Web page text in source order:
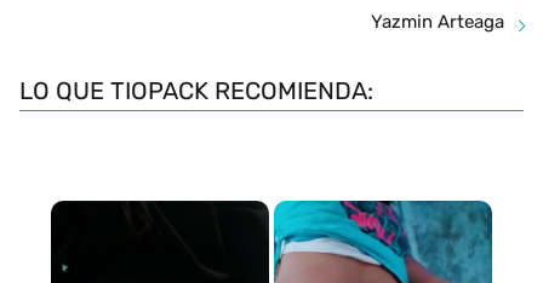
Yazmin Arteaga
LO QUE TIOPACK RECOMIENDA: